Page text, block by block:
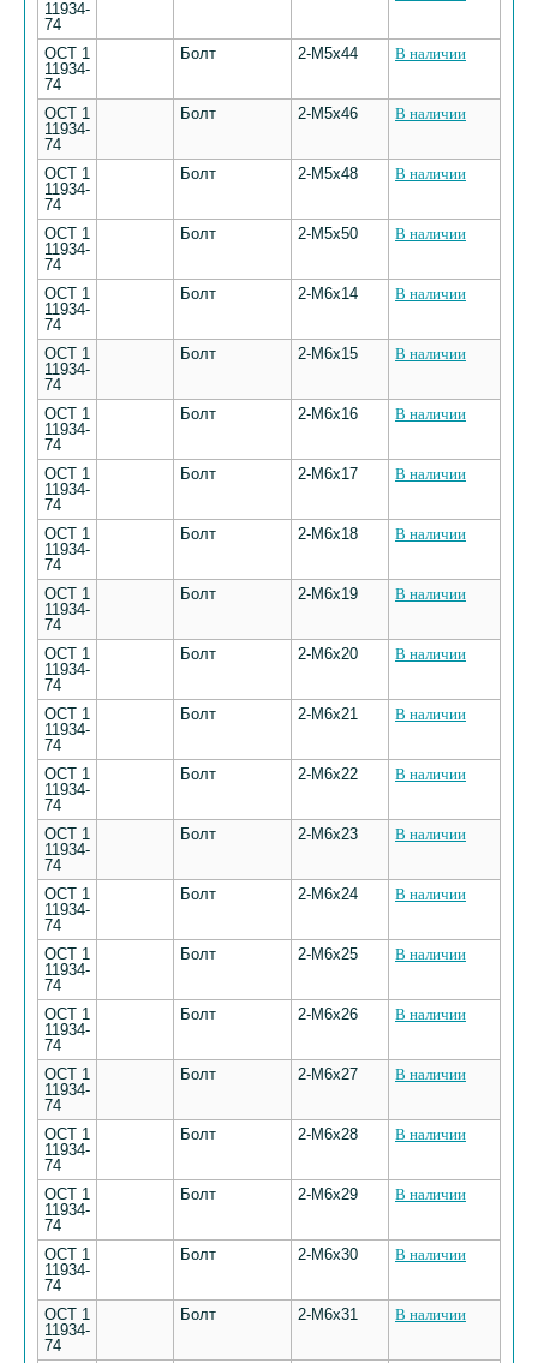
11934-
74
ОСТ 1
11934-
74
Болт 2-М5х44 В наличии
ОСТ 1
11934-
74
Болт 2-М5х46 В наличии
ОСТ 1
11934-
74
Болт 2-М5х48 В наличии
ОСТ 1
11934-
74
Болт 2-М5х50 В наличии
ОСТ 1
11934-
74
Болт 2-М6х14 В наличии
ОСТ 1
11934-
74
Болт 2-М6х15 В наличии
ОСТ 1
11934-
74
Болт 2-М6х16 В наличии
ОСТ 1
11934-
74
Болт 2-М6х17 В наличии
ОСТ 1
11934-
74
Болт 2-М6х18 В наличии
ОСТ 1
11934-
74
Болт 2-М6х19 В наличии
ОСТ 1
11934-
74
Болт 2-М6х20 В наличии
ОСТ 1
11934-
74
Болт 2-М6х21 В наличии
ОСТ 1
11934-
74
Болт 2-М6х22 В наличии
ОСТ 1
11934-
74
Болт 2-М6х23 В наличии
ОСТ 1
11934-
74
Болт 2-М6х24 В наличии
ОСТ 1
11934-
74
Болт 2-М6х25 В наличии
ОСТ 1
11934-
74
Болт 2-М6х26 В наличии
ОСТ 1
11934-
74
Болт 2-М6х27 В наличии
ОСТ 1
11934-
74
Болт 2-М6х28 В наличии
ОСТ 1
11934-
74
Болт 2-М6х29 В наличии
ОСТ 1
11934-
74
Болт 2-М6х30 В наличии
ОСТ 1
11934-
74
Болт 2-М6х31 В наличии